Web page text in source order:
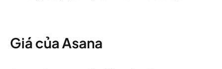
Giá của Asana